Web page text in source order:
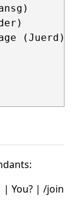
(Juerd)
You? | /join